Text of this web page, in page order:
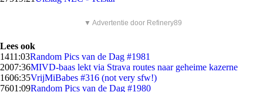
▼ Advertentie door Refinery89
Lees ook
1411:03Random Pics van de Dag #1981
2007:36MIVD-baas lekt via Strava routes naar geheime kazerne
1606:35VrijMiBabes #316 (not very sfw!)
7601:09Random Pics van de Dag #1980